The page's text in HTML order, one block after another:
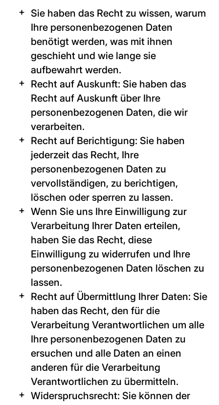
Sie haben das Recht zu wissen, warum
Ihre personenbezogenen Daten
benötigt werden, was mit ihnen
geschieht und wie lange sie
aufbewahrt werden.
Recht auf Auskunft: Sie haben das
Recht auf Auskunft über Ihre
personenbezogenen Daten, die wir
verarbeiten.
Recht auf Berichtigung: Sie haben
jederzeit das Recht, Ihre
personenbezogenen Daten zu
vervollständigen, zu berichtigen,
löschen oder sperren zu lassen.
Wenn Sie uns Ihre Einwilligung zur
Verarbeitung Ihrer Daten erteilen,
haben Sie das Recht, diese
Einwilligung zu widerrufen und Ihre
personenbezogenen Daten löschen zu
lassen.
Recht auf Übermittlung Ihrer Daten: Sie
haben das Recht, den für die
Verarbeitung Verantwortlichen um alle
Ihre personenbezogenen Daten zu
ersuchen und alle Daten an einen
anderen für die Verarbeitung
Verantwortlichen zu übermitteln.
Widerspruchsrecht: Sie können der